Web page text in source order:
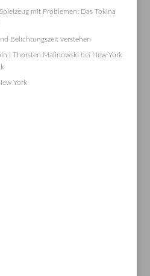
mit Problemen: Das Tokina
Belichtungszeit verstehen
| Thorsten Malinowski bei New York
York